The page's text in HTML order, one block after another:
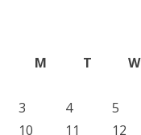
M
T W
3
4 5
10
11 12